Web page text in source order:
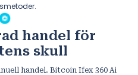
handel för
skull
handel. Bitcoin Ifex 360 Ai